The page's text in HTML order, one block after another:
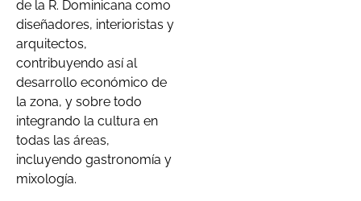
de la R. Dominicana como
diseñadores, interioristas y
arquitectos,
contribuyendo así al
desarrollo económico de
la zona, y sobre todo
integrando la cultura en
todas las áreas,
incluyendo gastronomía y
mixología.